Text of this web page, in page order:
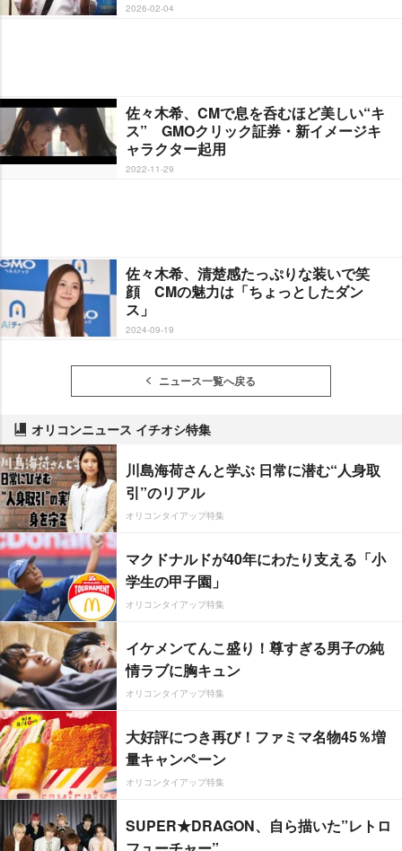
2026-02-04
佐々木希、CMで息を呑むほど美しい“キ
ス” GMOクリック証券・新イメージキ
ャラクター起用
2022-11-29
佐々木希、清楚感たっぷりな装いで笑
顔 CMの魅力は「ちょっとしたダン
ス」
2024-09-19
ニュース一覧へ戻る
オリコンニュース イチオシ特集
川島海荷さんと学ぶ 日常に潜む“人身取
引”のリアル
オリコンタイアップ特集
マクドナルドが40年にわたり支える「小
学生の甲子園」
オリコンタイアップ特集
イケメンてんこ盛り！尊すぎる男子の純
情ラブに胸キュン
オリコンタイアップ特集
大好評につき再び！ファミマ名物45％増
量キャンペーン
オリコンタイアップ特集
SUPER★DRAGON、自ら描いた”レトロ